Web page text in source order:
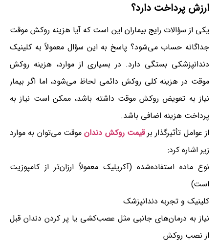
ارزش پرداخت دارد؟
یکی از سؤالات رایج بیماران این است که آیا هزینه روکش موقت
جداگانه حساب می‌شود؟ پاسخ به این سؤال معمولاً به کلینیک
دندانپزشکی بستگی دارد. در بسیاری از موارد، هزینه روکش
موقت در هزینه کلی روکش دائمی لحاظ می‌شود، اما اگر بیمار
نیاز به تعویض روکش موقت داشته باشد، ممکن است نیاز به
پرداخت هزینه اضافی باشد.
از عوامل تأثیرگذار برقیمت روکش دندان موقت می‌توان به موارد
زیر اشاره کرد:
نوع ماده استفاده‌شده (آکریلیک معمولاً ارزان‌تر از کامپوزیت
است)
کلینیک و تجربه دندانپزشک
نیاز به درمان‌های جانبی مثل عصب‌کشی یا پر کردن دندان قبل
از نصب روکش